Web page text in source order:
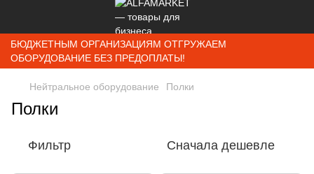
БЮДЖЕТНЫМ ОРГАНИЗАЦИЯМ ОТГРУЖАЕМ
ОБОРУДОВАНИЕ БЕЗ ПРЕДОПЛАТЫ!
Нейтральное оборудование Полки
Полки
Фильтр Сначала дешевле